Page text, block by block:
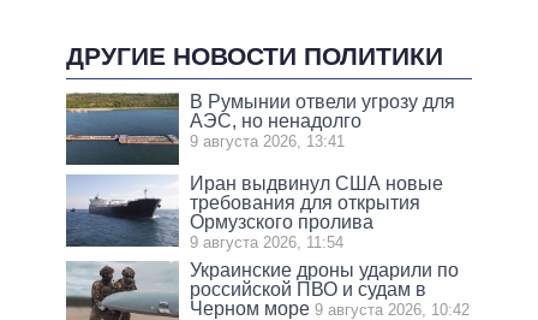
ДРУГИЕ НОВОСТИ ПОЛИТИКИ
В Румынии отвели угрозу для
АЭС, но ненадолго
9 августа 2026, 13:41
Иран выдвинул США новые
требования для открытия
Ормузского пролива
9 августа 2026, 11:54
Украинские дроны ударили по
российской ПВО и судам в
Черном море 9 августа 2026, 10:42